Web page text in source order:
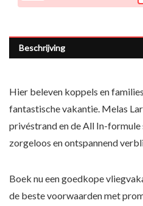
Beschrijving
Hier beleven koppels en
fantastische vakantie. Melas
privéstrand en de All In-
zorgeloos en ontspannend
Boek nu een goedkope
de beste voorwaarden met